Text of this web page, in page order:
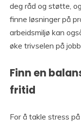
deg råd og støtte,
finne løsninger på
arbeidsmiljø kan
øke trivselen på
Finn en
fritid
For å takle stress